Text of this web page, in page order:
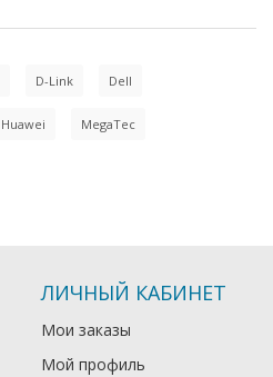
D-Link Dell
Huawei MegaTec
ЛИЧНЫЙ КАБИНЕТ
Мои заказы
Мой профиль